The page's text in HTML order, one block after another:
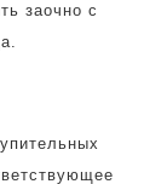
заочно с